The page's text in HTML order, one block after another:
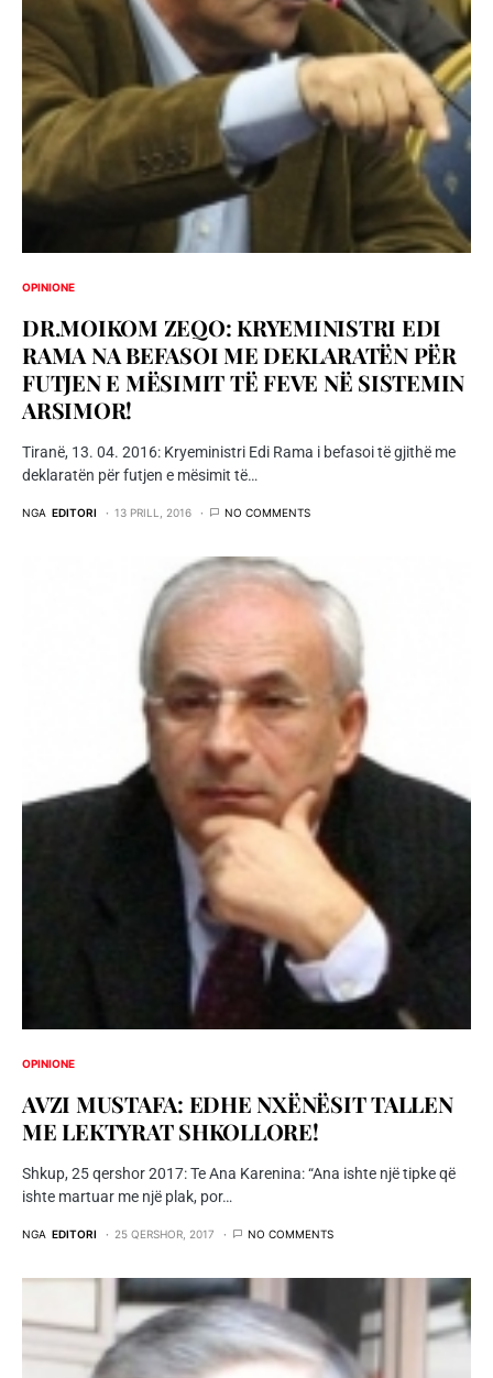
OPINIONE
DR.MOIKOM ZEQO: KRYEMINISTRI EDI
RAMA NA BEFASOI ME DEKLARATËN PËR
FUTJEN E MËSIMIT TË FEVE NË SISTEMIN
ARSIMOR!
Tiranë, 13. 04. 2016: Kryeministri Edi Rama i befasoi të gjithë me
deklaratën për futjen e mësimit të…
NGA EDITORI 13 PRILL, 2016 NO COMMENTS
OPINIONE
AVZI MUSTAFA: EDHE NXËNËSIT TALLEN
ME LEKTYRAT SHKOLLORE!
Shkup, 25 qershor 2017: Te Ana Karenina: “Ana ishte një tipke që
ishte martuar me një plak, por…
NGA EDITORI 25 QERSHOR, 2017 NO COMMENTS